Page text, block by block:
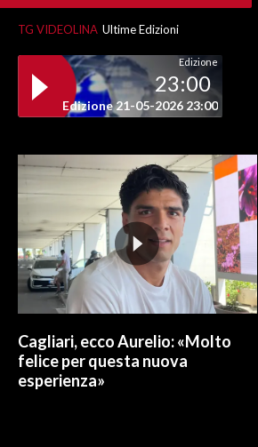
TG VIDEOLINA Ultime Edizioni
Edizione
23:00
Edizione 21-05-2026 23:00
Cagliari, ecco Aurelio: «Molto
felice per questa nuova
esperienza»